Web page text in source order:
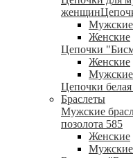
женщин
Мужские
Женские
Цепочки
Женские
Мужские
Цепочки белая
Браслеты
Мужские
позолота 585
Женские
Мужские